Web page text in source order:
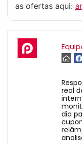
as ofertas aqui:
real
dia